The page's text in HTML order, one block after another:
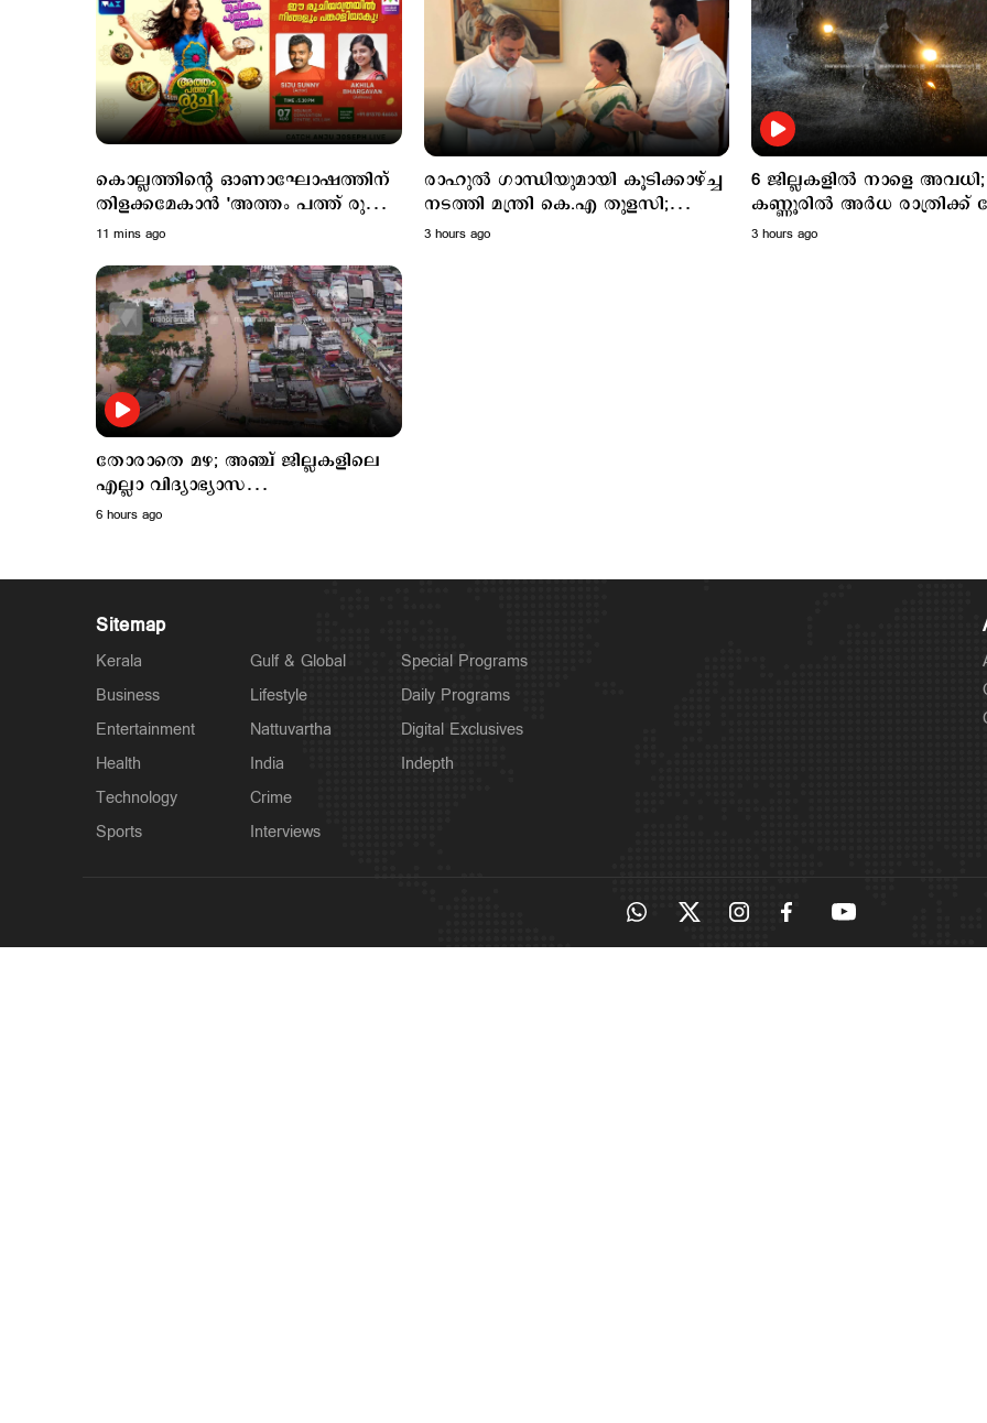
കൊല്ലത്തിന്റെ ഓണാഘോഷത്തിന്
തിളക്കമേകാൻ 'അത്തം പത്ത് രുചി
2026'; ഇന്നെത്തും
11 mins ago
രാഹുൽ ഗാന്ധിയുമായി കൂടിക്കാഴ്ച്ച
നടത്തി മന്ത്രി കെ.എ തുളസി;
ഓണക്കോടിയും സമ്മാനിച്ചു..
3 hours ago
6 ജില്ലകളിൽ നാളെ അവധി;
കണ്ണൂരിൽ അര്‍ധ രാത്രിക്ക്
ശക്തമായ മഴയ്ക്ക് സാധ്യത
3 hours ago
തോരാതെ മഴ; അഞ്ച് ജില്ലകളിലെ
എല്ലാ വിദ്യാഭ്യാസ
സ്ഥാപനങ്ങള്‍ക്കും നാളെ അവധി
6 hours ago
Sitemap
Kerala
Business
Entertainment
Health
Technology
Sports
Gulf & Global
Lifestyle
Nattuvartha
India
Crime
Interviews
Special Programs
Daily Programs
Digital Exclusives
Indepth